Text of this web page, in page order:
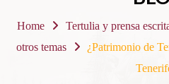
Home Tertulia y prensa
otros temas
¿Patrimonio de